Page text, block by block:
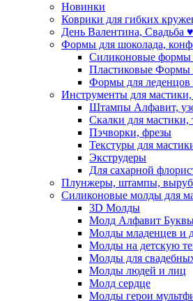
Новинки
Коврики для гибких
День Валентина, Свадьба
Формы для шоколада,
Силиконовые формы
Пластиковые Формы
Формы для леденцов
Инструменты для
Штампы Алфавит,
Скалки для мастики,
Пэчворки, фрезы
Текстуры для
Экструдеры
Для сахарной
Плунжеры, штампы,
Силиконовые молды для
3D Молды
Молд Алфавит
Молды младенцев и
Молды на детскую
Молды для
Молды людей и лиц
Молд сердце
Молды герои